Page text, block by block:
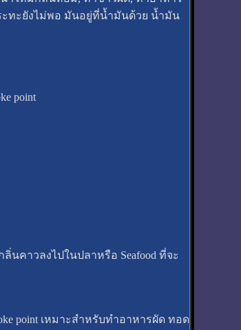
ะทะยังไม่พอ มันอยู่ที่น้ำมันด้วย น้ำมัน
point
นคาวลงไปในปลาหรือ Seafood ที่จะ
point เหมาะสำหรับทำอาหารผัด ทอด